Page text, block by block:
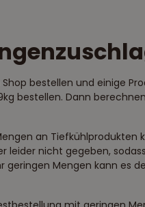
bestellen und einige
bestellen. Dann
an Tiefkühlprodukten
leider nicht gegeben,
geringen Mengen kann es